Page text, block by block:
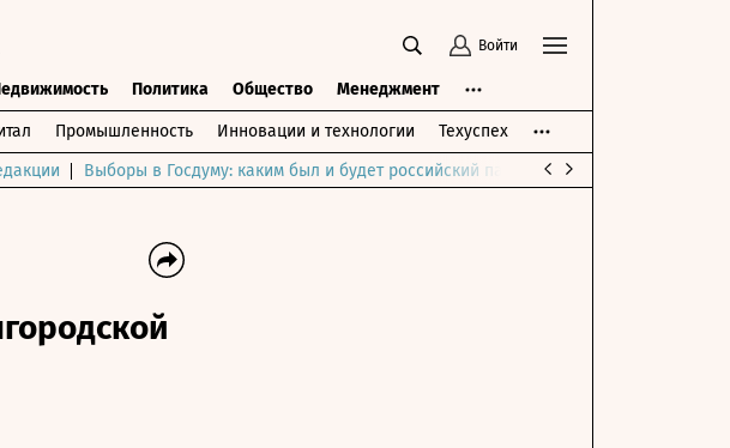
Войти
Политика Общество Менеджмент
Промышленность Инновации и технологии Техуспех
Выборы в Госдуму: каким был и будет российский парламент